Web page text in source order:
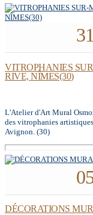
31
VITROPHANIES
RIVE, NÎMES(30)
L'Atelier d'Art Mural
des vitrophanies
Avignon. (30)
DÉCORATIONS